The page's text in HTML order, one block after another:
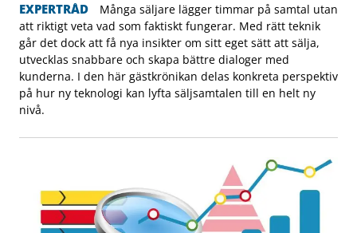
EXPERTRÅD
Många säljare lägger timmar på samtal utan
att riktigt veta vad som faktiskt fungerar. Med rätt teknik
går det dock att få nya insikter om sitt eget sätt att sälja,
utvecklas snabbare och skapa bättre dialoger med
kunderna. I den här gästkrönikan delas konkreta perspektiv
på hur ny teknologi kan lyfta säljsamtalen till en helt ny
nivå.